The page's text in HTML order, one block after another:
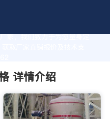
家，我们致力于为您量身定
取厂家直销报价及技术支
详情介绍